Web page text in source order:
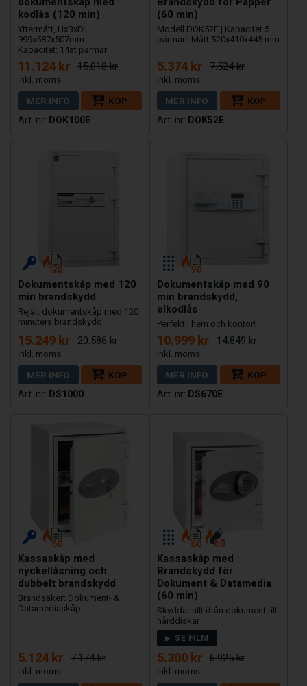
kodlås (120 min)
Yttermått, HxBxD:
999x587x507mm
Kapacitet: 14st pärmar
11.124 kr 15.018 kr
MER INFO
KÖP
DOK100E
(60 min)
Modell DOK52E | Kapacitet 5
pärmar | Mått 520x410x445 mm
5.374 kr 7.524 kr
MER INFO
KÖP
DOK52E
Dokumentskåp med 120
min brandskydd
Rejält dokumentskåp med 120
minuters brandskydd.
15.249 kr 20.586 kr
MER INFO
KÖP
DS1000
Dokumentskåp med 90
min brandskydd,
elkodlås
Perfekt i hem och kontor!
10.999 kr 14.849 kr
MER INFO
KÖP
DS670E
Kassaskåp med
nyckellåsning och
dubbelt brandskydd
Brandsäkert Dokument- &
Datamediaskåp
5.124 kr 7.174 kr
Kassaskåp med
Brandskydd för
Dokument & Datamedia
(60 min)
Skyddar allt ifrån dokument till
hårddiskar
SE FILM
5.300 kr 6.925 kr